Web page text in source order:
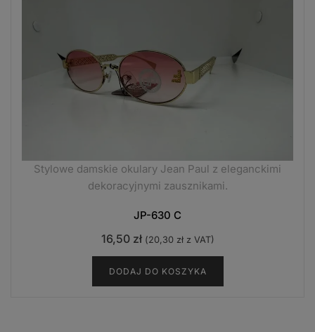
Stylowe damskie okulary Jean Paul z eleganckimi
dekoracyjnymi zausznikami.
JP-630 C
16,50 zł (20,30 złz VAT)
DODAJ DO KOSZYKA